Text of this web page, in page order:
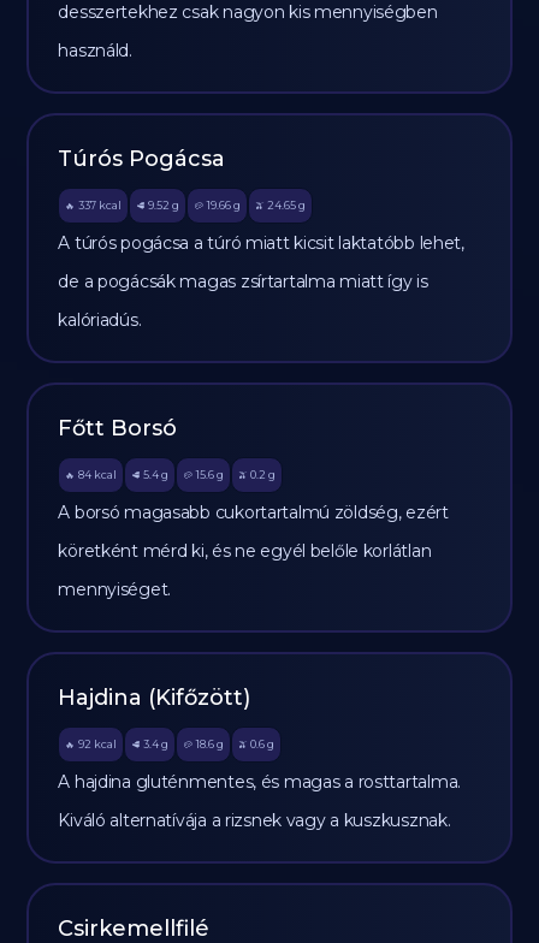
desszertekhez csak nagyon kis mennyiségben
használd.
Túrós Pogácsa
🔥 337 kcal 🥩 9.52 g 🥔 19.66g 🫒 24.65 g
A túrós pogácsa a túró miatt kicsit laktatóbb lehet,
de a pogácsák magas zsírtartalma miatt így is
kalóriadús.
Főtt Borsó
🔥 84 kcal 🥩 5.4 g 🥔 15.6g 🫒 0.2 g
A borsó magasabb cukortartalmú zöldség, ezért
köretként mérd ki, és ne egyél belőle korlátlan
mennyiséget.
Hajdina (Kifőzött)
🔥 92 kcal 🥩 3.4 g 🥔 18.6g 🫒 0.6 g
A hajdina gluténmentes, és magas a rosttartalma.
Kiváló alternatívája a rizsnek vagy a kuszkusznak.
Csirkemellfilé